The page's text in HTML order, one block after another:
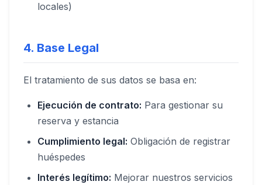
locales)
4. Base Legal
El tratamiento de sus datos se basa en:
Ejecución de contrato: Para gestionar su
reserva y estancia
Cumplimiento legal: Obligación de registrar
huéspedes
Interés legítimo: Mejorar nuestros servicios